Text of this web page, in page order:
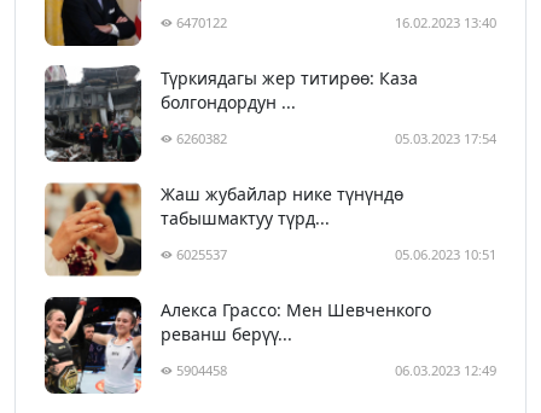
6470122 16.02.2023 13:40
Түркиядагы жер титирөө: Каза
болгондордун ...
6260382 05.03.2023 17:54
Жаш жубайлар нике түнүндө
табышмактуу түрд...
6025537 05.06.2023 10:51
Алекса Грассо: Мен Шевченкого
реванш берүү...
5904458 06.03.2023 12:49